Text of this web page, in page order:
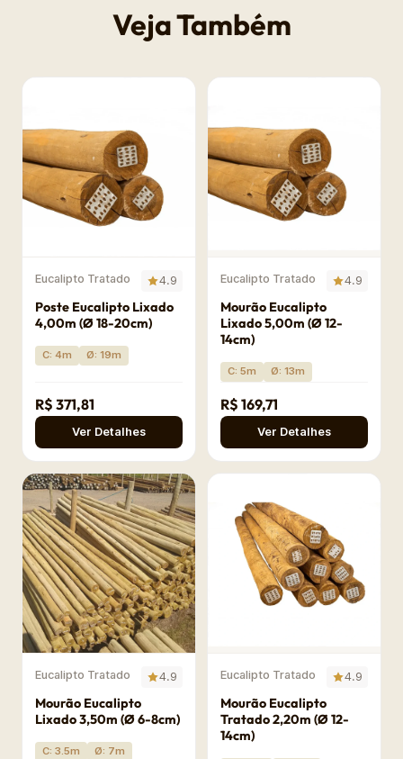
Veja Também
Eucalipto Tratado 4.9
Poste Eucalipto Lixado
4,00m (Ø 18-20cm)
C: 4m Ø: 19m
R$ 371,81
Ver Detalhes
Eucalipto Tratado 4.9
Mourão Eucalipto
Lixado 5,00m (Ø 12-
14cm)
C: 5m Ø: 13m
R$ 169,71
Ver Detalhes
Eucalipto Tratado 4.9
Mourão Eucalipto
Lixado 3,50m (Ø 6-8cm)
C: 3.5m Ø: 7m
Eucalipto Tratado 4.9
Mourão Eucalipto
Tratado 2,20m (Ø 12-
14cm)